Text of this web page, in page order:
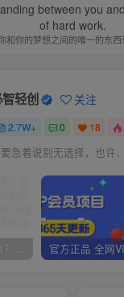
between you
of hard work.
和你的梦想之间的唯一的东
轻创 关注
2.7W+ 0 18
急着说别无选择，也许
你还在到处找项目？还在当韭菜？我却靠卖项目一个月赚5万，曾经我也和你一样懵懂。